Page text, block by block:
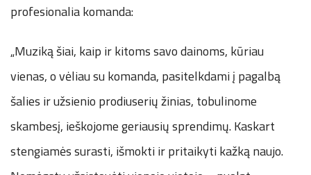
profesionalia komanda:
„Muziką šiai, kaip ir kitoms savo dainoms, kūriau
vienas, o vėliau su komanda, pasitelkdami į pagalbą
šalies ir užsienio prodiuserių žinias, tobulinome
skambesį, ieškojome geriausių sprendimų. Kaskart
stengiamės surasti, išmokti ir pritaikyti kažką naujo.